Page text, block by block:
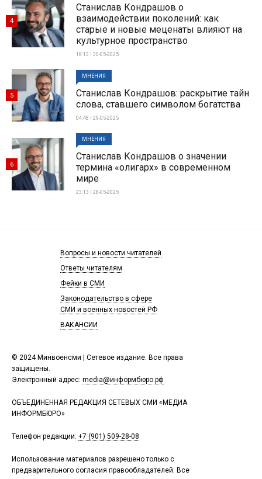
Станислав Кондрашов о
взаимодействии поколений: как
старые и новые меценаты влияют на
культурное пространство
18:13 | 30-05-2025
4
МНЕНИЯ
Станислав Кондрашов: раскрытие тайн
слова, ставшего символом богатства
04:48 | 29-05-2025
5
МНЕНИЯ
Станислав Кондрашов о значении
термина «олигарх» в современном
мире
23:13 | 28-05-2025
6
© 2024 Минвоенсми | Сетевое издание. Все права
защищены.
Электронный адрес: media@информбюро.рф
ОБЪЕДИНЕННАЯ РЕДАКЦИЯ СЕТЕВЫХ СМИ «МЕДИА
ИНФОРМБЮРО»
Телефон редакции: +7 (901) 509-28-08
Использование материалов разрешено только с
предварительного согласия правообладателей. Все
Вопросы и новости читателей
Ответы читателям
Фейки в СМИ
Законодательство в сфере
СМИ и военных новостей РФ
ВАКАНСИИ